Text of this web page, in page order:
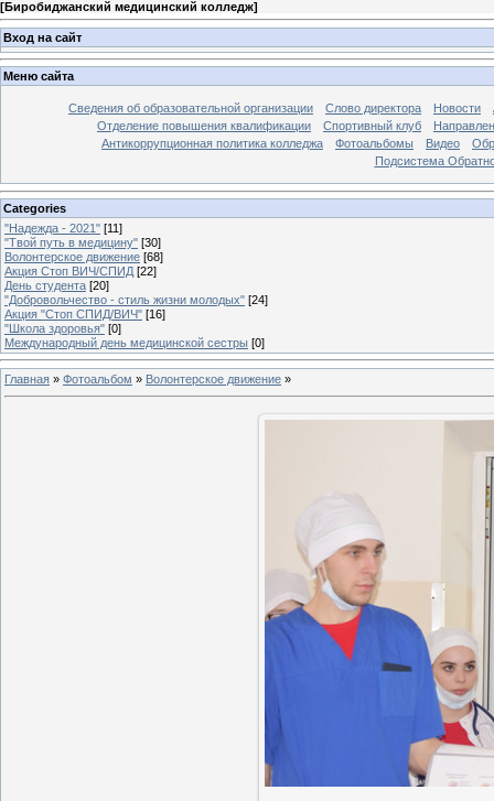
[Биробиджанский медицинский колледж]
Вход на сайт
Меню сайта
Сведения об образовательной организации Слово директора Новости
Отделение повышения квалификации
Спортивный клуб
Антикоррупционная политика колледжа
Фотоальбомы Видео
Подсистема
Categories
"Надежда - 2021" [11]
"Твой путь в медицину" [30]
Волонтерское движение [68]
Акция Стоп ВИЧ/СПИД [22]
День студента [20]
"Добровольчество - стиль жизни молодых" [24]
Акция "Стоп СПИД/ВИЧ" [16]
"Школа здоровья" [0]
Международный день медицинской сестры [0]
Главная » Фотоальбом » Волонтерское движение »